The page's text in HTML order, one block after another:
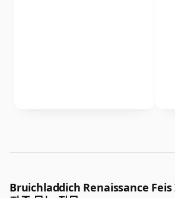
Bruichladdich Renaissance Feis